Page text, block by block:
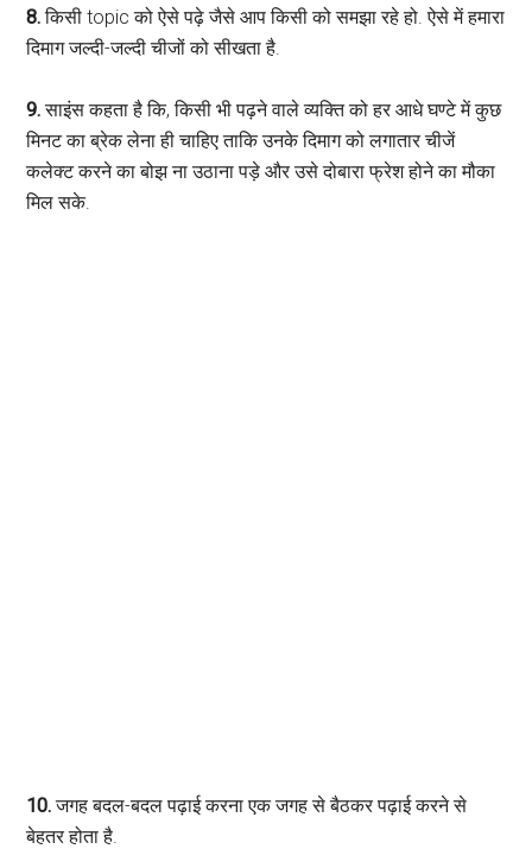
8.किसी topic को ऐसे पढ़े जैसे आप किसी को समझा रहे हो. ऐसे में हमारा
दिमाग जल्दी-जल्दी चीजों को सीखता है.
9.साइंस कहता है कि, किसी भी पढ़ने वाले व्यक्ति को हर आधे घण्टे में कुछ
मिनट का ब्रेक लेना ही चाहिए ताकि उनके दिमाग को लगातार चीजें
कलेक्ट करने का बोझ ना उठाना पड़े और उसे दोबारा फ्रेश होने का मौका
मिल सके.
10.जगह बदल-बदल पढ़ाई करना एक जगह से बैठकर पढ़ाई करने से
बेहतर होता है.